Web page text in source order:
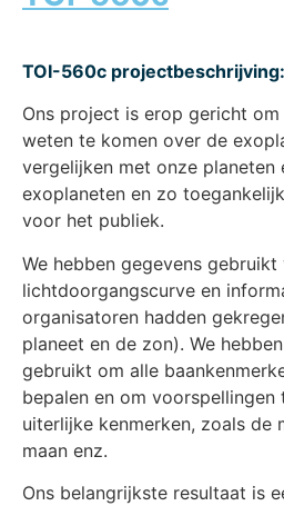
TOI-560c projectbeschrijving:
Ons project is erop gericht
weten te komen over de
vergelijken met onze planeten
exoplaneten en zo
voor het publiek.
We hebben gegevens gebruikt
lichtdoorgangscurve en
organisatoren hadden
planeet en de zon). We
gebruikt om alle
bepalen en om
uiterlijke kenmerken, zoals de
maan enz.
Ons belangrijkste resultaat is